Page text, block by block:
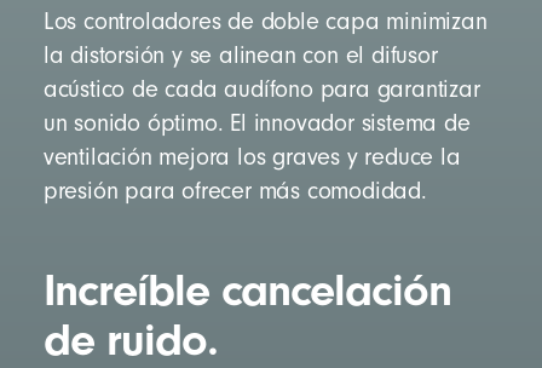
Los controladores de doble capa minimizan
la distorsión y se alinean con el difusor
acústico de cada audífono para garantizar
un sonido óptimo. El innovador sistema de
ventilación mejora los graves y reduce la
presión para ofrecer más comodidad.
Increíble cancelación
de ruido.